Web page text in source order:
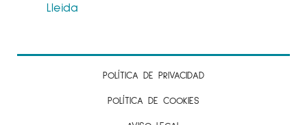
POLÍTICA DE PRIVACIDAD
POLÍTICA DE COOKIES